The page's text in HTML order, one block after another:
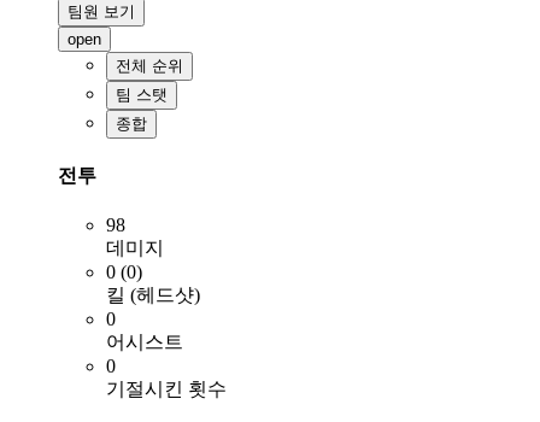
팀원 보기
open
전체 순위
팀 스탯
종합
전투
98
데미지
0 (0)
킬 (헤드샷)
0
어시스트
0
기절시킨 횟수